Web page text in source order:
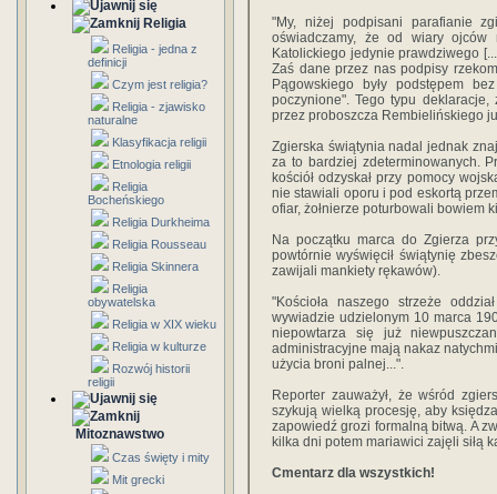
Religia
Religia - jedna z
definicji
Czym jest religia?
Religia - zjawisko
naturalne
Klasyfikacja religii
Etnologia religii
Religia
Bocheńskiego
Religia Durkheima
Religia Rousseau
Religia Skinnera
Religia
obywatelska
Religia w XIX wieku
Religia w kulturze
Rozwój historii
religii
Mitoznawstwo
Czas święty i mity
Mit grecki
"My, niżej podpisani parafianie
oświadczamy, że od wiary ojców
Katolickiego jedynie prawdziwego
Zaś dane przez nas podpisy
Pągowskiego były podstępem
poczynione". Tego typu
przez proboszcza Rembielińskiego
Zgierska świątynia nadal jednak
za to bardziej zdeterminowanych.
kościół odzyskał przy pomocy
nie stawiali oporu i pod eskortą
ofiar, żołnierze poturbowali bowiem
Na początku marca do Zgierza
powtórnie wyświęcił świątynię
zawijali mankiety rękawów).
"Kościoła naszego strzeże
wywiadzie udzielonym 10 marca
niepowtarza się już
administracyjne mają nakaz
użycia broni palnej...".
Reporter zauważył, że wśród
szykują wielką procesję, aby
zapowiedź grozi formalną bitwą. A
kilka dni potem mariawici zajęli siłą
Cmentarz dla wszystkich!